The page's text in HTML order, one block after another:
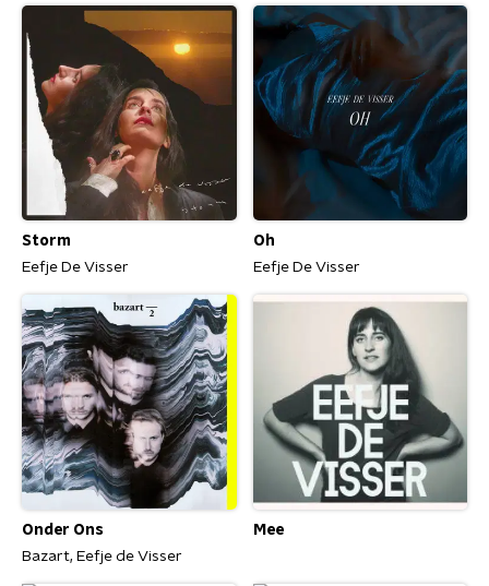
Storm
Eefje De Visser
Oh
Eefje De Visser
Onder Ons
Bazart, Eefje de Visser
Mee